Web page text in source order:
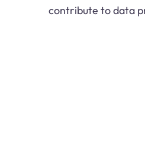
contribute to data